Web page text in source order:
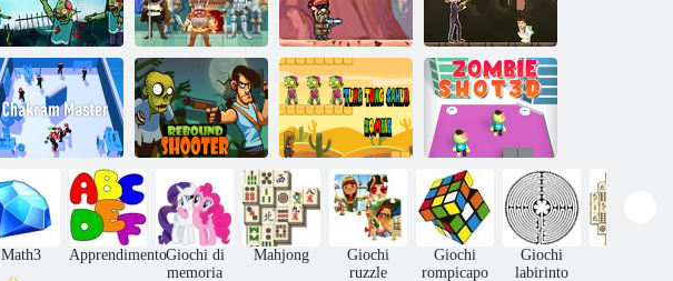
Zombie Ricochet
Cacciatore di
donne
Bersaglio
Trionfo
Stupidi zombie
online
Cameraman vs
mostro Skibidi:
battaglia
divertente
Chakram Master
Tiratore di
rimbalzo
Tung Tung
Sahur Zombie
Zombie ha
sparato 3D
Math3 ApprendimentoGiochi di
memoria
Mahjong
Giochi
ruzzle
Giochi
rompicapo
Giochi
labirinto